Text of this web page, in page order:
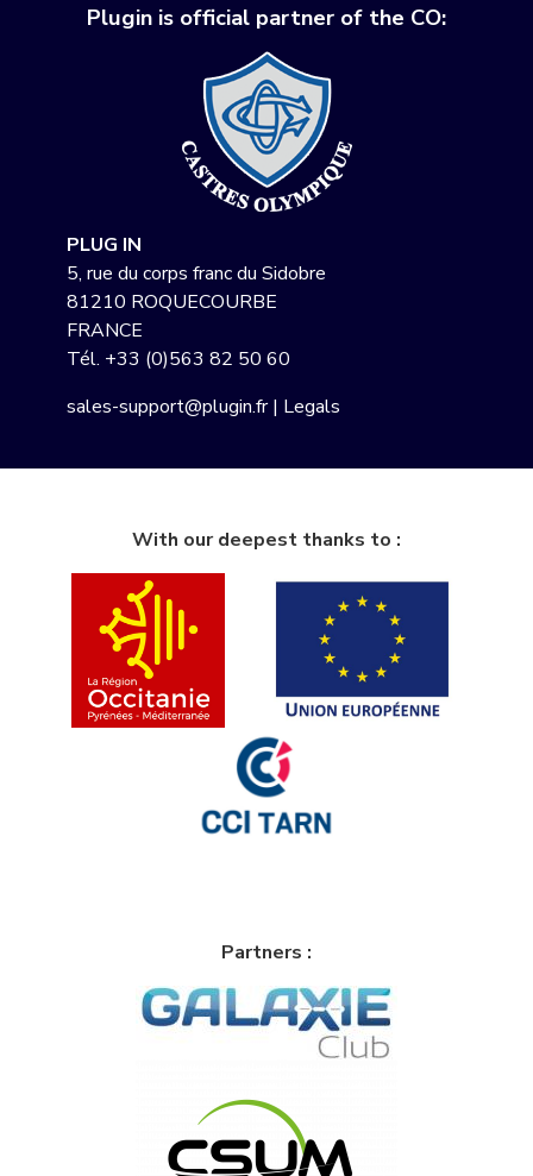
Plugin is official partner of the CO:
PLUG IN
5, rue du corps franc du Sidobre
81210 ROQUECOURBE
FRANCE
Tél. +33 (0)563 82 50 60
sales-support@plugin.fr| Legals
With our deepest thanks to :
Partners :